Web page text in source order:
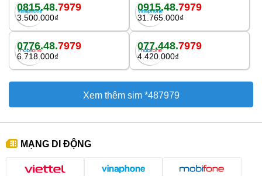
0815.48.7979
3.500.000₫
0915.48.7979
31.765.000₫
0776.48.7979
6.718.000₫
077.448.7979
4.420.000₫
Xem thêm sim *487979
MẠNG DI ĐỘNG